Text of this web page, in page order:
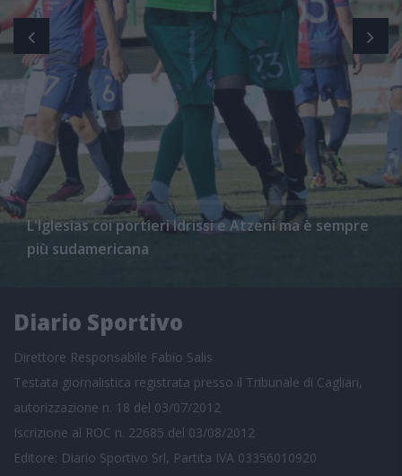
L'Iglesias coi portieri Idrissi e Atzeni ma è sempre
più sudamericana
Diario Sportivo
Direttore Responsabile Fabio Salis
Testata giornalistica registrata presso il Tribunale di Cagliari,
autorizzazione n. 18 del 03/07/2012
Iscrizione al ROC n. 22685 del 03/08/2012
Editore: Diario Sportivo Srl, Partita IVA 03356010920